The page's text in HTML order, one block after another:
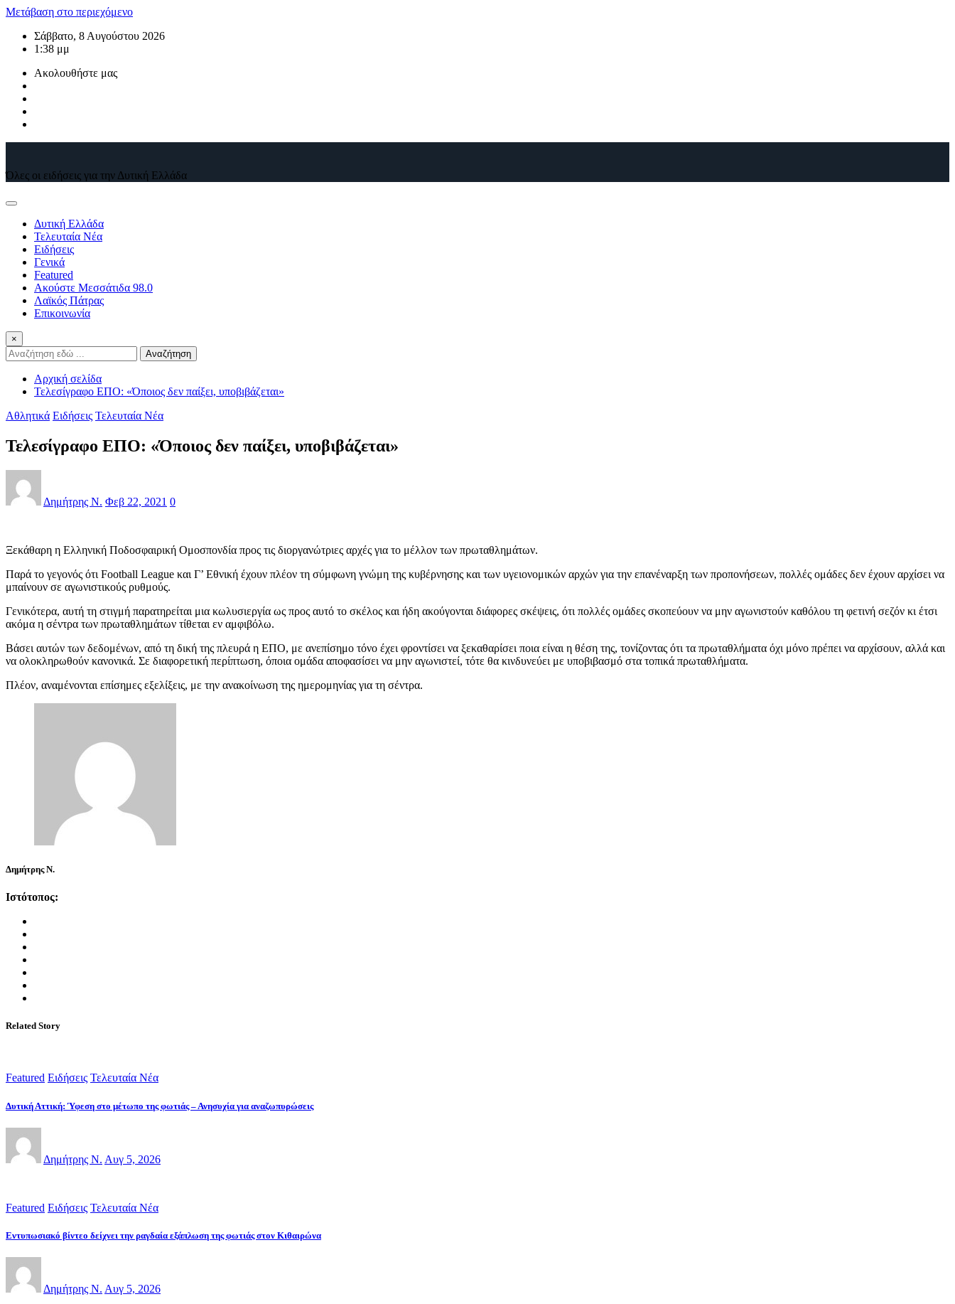
Μετάβαση στο περιεχόμενο
Σάββατο, 8 Αυγούστου 2026
1:38 μμ
Ακολουθήστε μας
Όλες οι ειδήσεις για την Δυτική Ελλάδα
Δυτική Ελλάδα
Τελευταία Νέα
Ειδήσεις
Γενικά
Featured
Ακούστε Μεσσάτιδα 98.0
Λαϊκός Πάτρας
Επικοινωνία
×
Αναζήτηση
Αρχική σελίδα
Τελεσίγραφο ΕΠΟ: «Όποιος δεν παίξει, υποβιβάζεται»
Αθλητικά Ειδήσεις Τελευταία Νέα
Τελεσίγραφο ΕΠΟ: «Όποιος δεν παίξει, υποβιβάζεται»
Δημήτρης Ν. Φεβ 22, 2021 0
Ξεκάθαρη η Ελληνική Ποδοσφαιρική Ομοσπονδία προς τις διοργανώτριες αρχές για το μέλλον των πρωταθλημάτων.
Παρά το γεγονός ότι Football League και Γ’ Εθνική έχουν πλέον τη σύμφωνη γνώμη της κυβέρνησης και των υγειονομικών αρχών για την επανέναρξη των προπονήσεων, πολλές ομάδες δεν έχουν αρχίσει να
μπαίνουν σε αγωνιστικούς ρυθμούς.
Γενικότερα, αυτή τη στιγμή παρατηρείται μια κωλυσιεργία ως προς αυτό το σκέλος και ήδη ακούγονται διάφορες σκέψεις, ότι πολλές ομάδες σκοπεύουν να μην αγωνιστούν καθόλου τη φετινή σεζόν κι έτσι
ακόμα η σέντρα των πρωταθλημάτων τίθεται εν αμφιβόλω.
Βάσει αυτών των δεδομένων, από τη δική της πλευρά η ΕΠΟ, με ανεπίσημο τόνο έχει φροντίσει να ξεκαθαρίσει ποια είναι η θέση της, τονίζοντας ότι τα πρωταθλήματα όχι μόνο πρέπει να αρχίσουν, αλλά και
να ολοκληρωθούν κανονικά. Σε διαφορετική περίπτωση, όποια ομάδα αποφασίσει να μην αγωνιστεί, τότε θα κινδυνεύει με υποβιβασμό στα τοπικά πρωταθλήματα.
Πλέον, αναμένονται επίσημες εξελίξεις, με την ανακοίνωση της ημερομηνίας για τη σέντρα.
Δημήτρης Ν.
Ιστότοπος:
Related Story
Featured Ειδήσεις Τελευταία Νέα
Δυτική Αττική: Ύφεση στο μέτωπο της φωτιάς – Ανησυχία για αναζωπυρώσεις
Δημήτρης Ν. Αυγ 5, 2026
Featured Ειδήσεις Τελευταία Νέα
Εντυπωσιακό βίντεο δείχνει την ραγδαία εξάπλωση της φωτιάς στον Κιθαιρώνα
Δημήτρης Ν. Αυγ 5, 2026